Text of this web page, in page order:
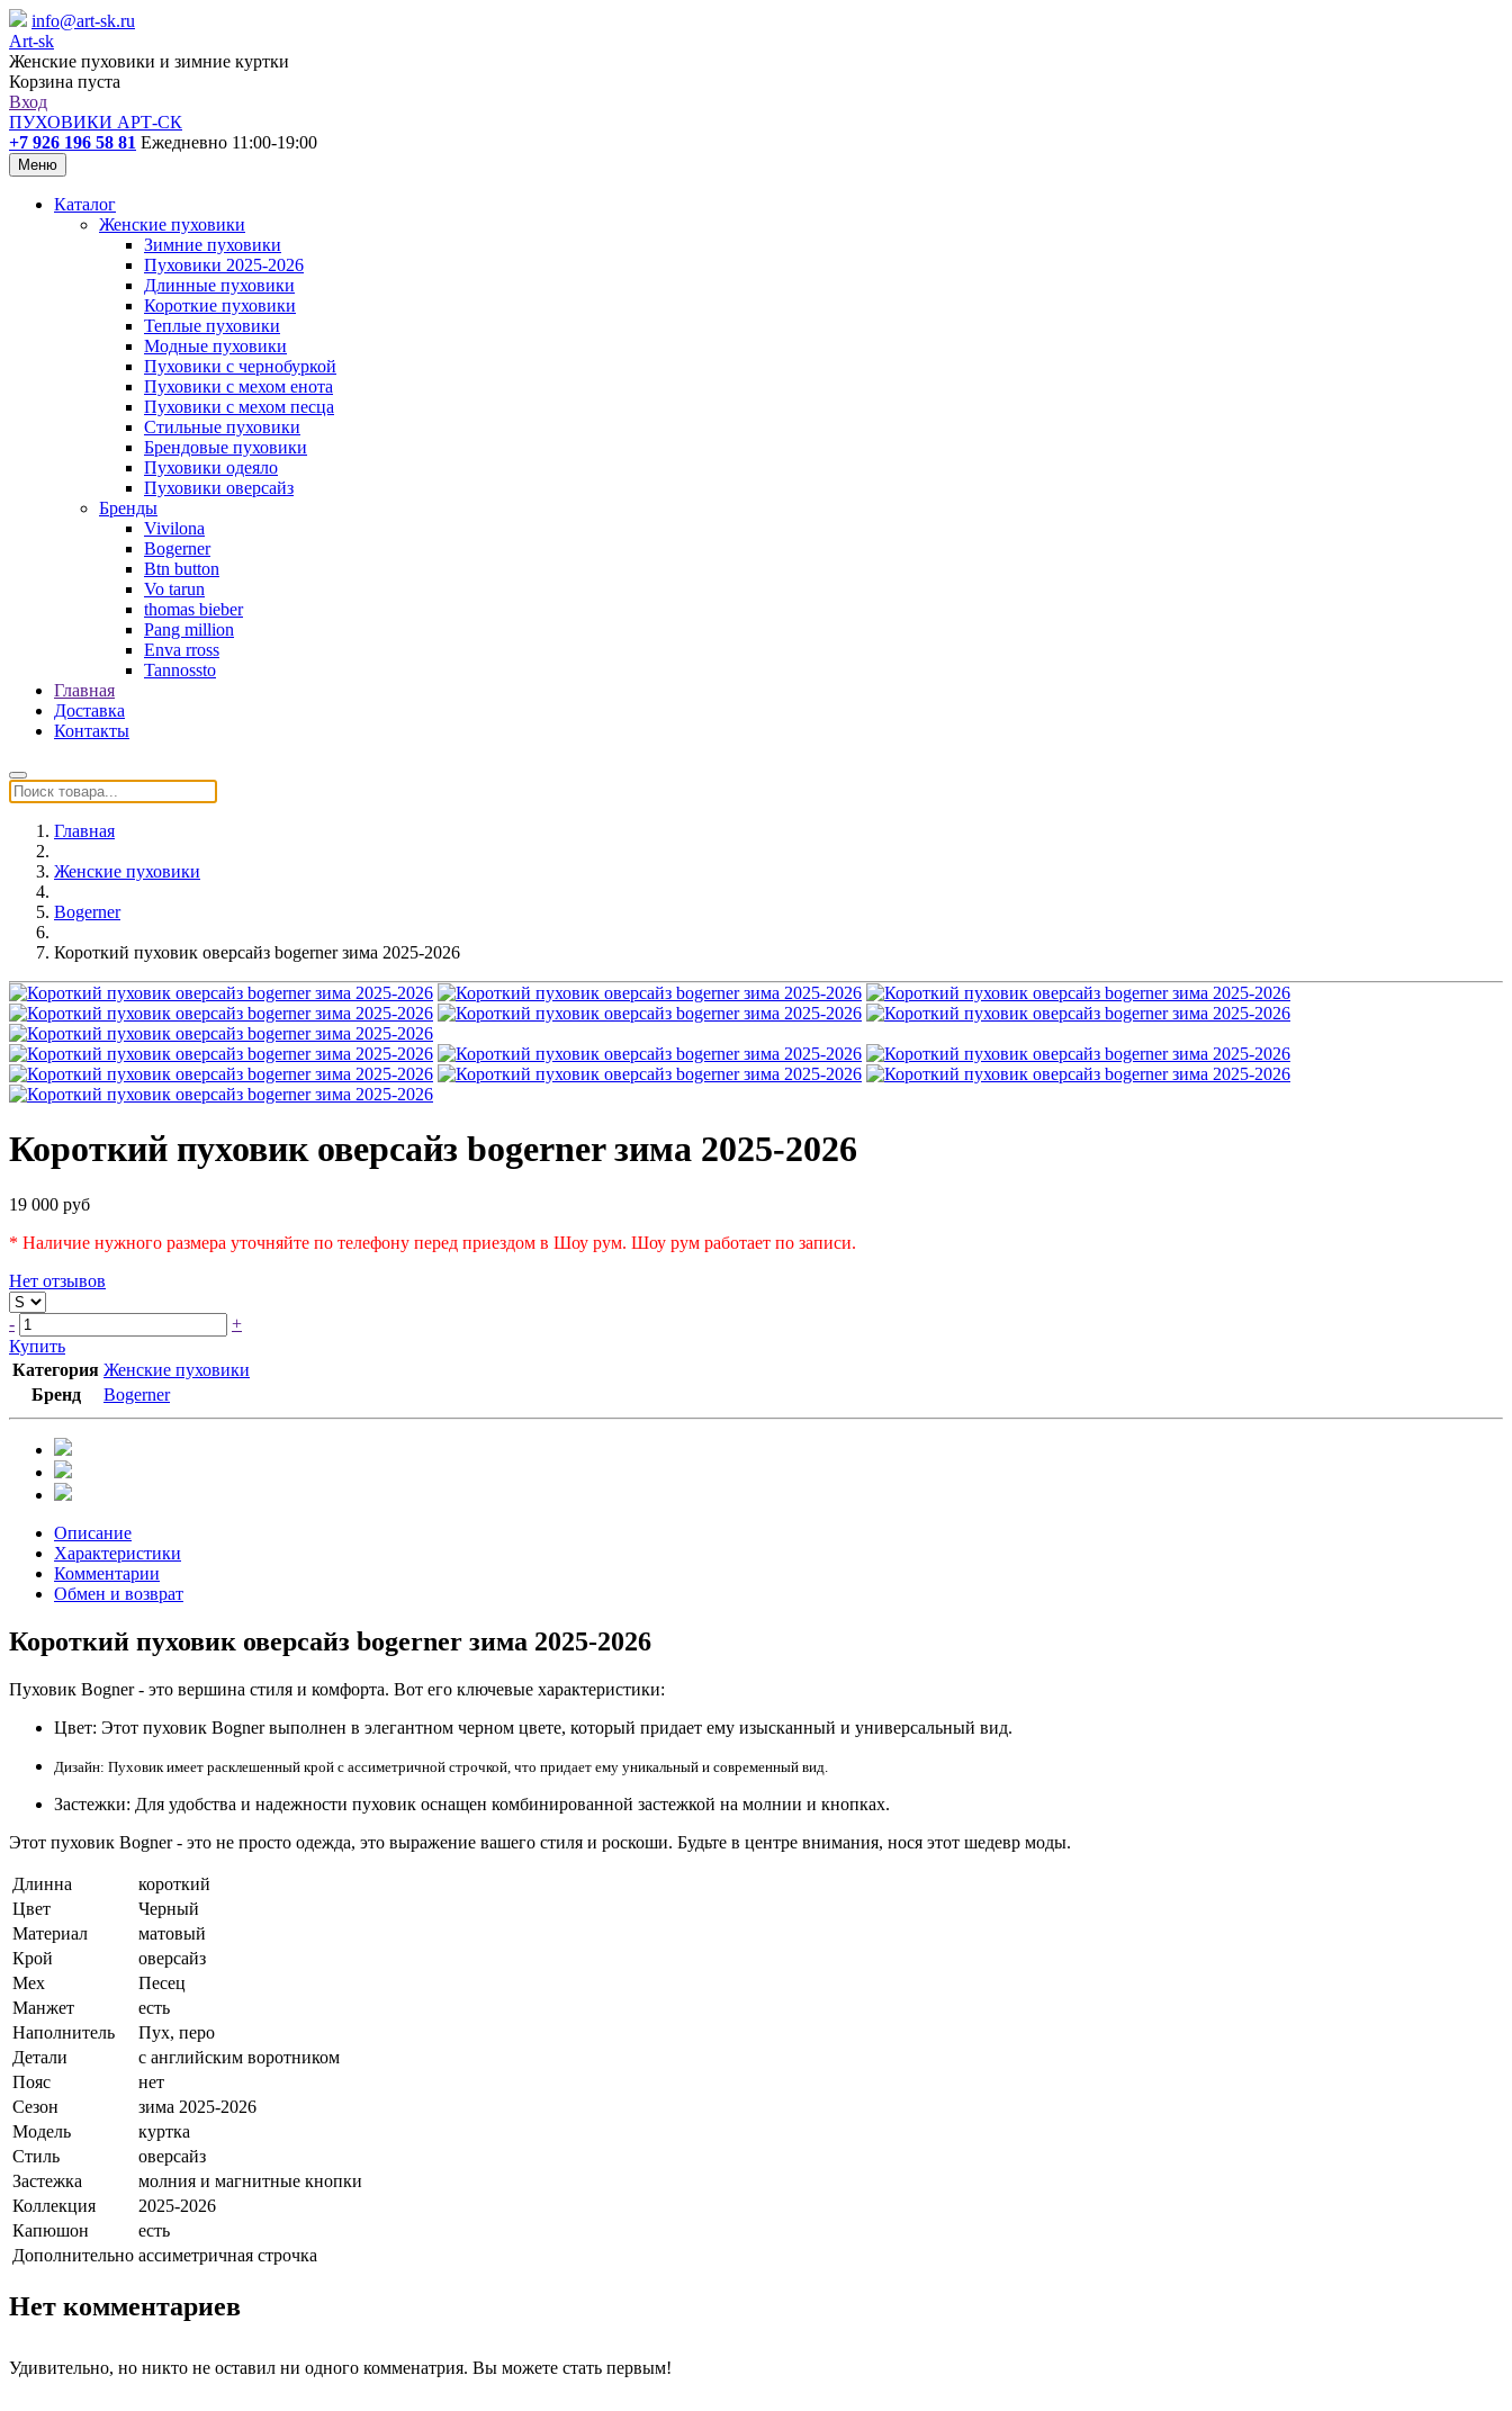
info@art-sk.ru
Art-sk
Женские пуховики и зимние куртки
Корзина пуста
Вход
ПУХОВИКИ АРТ-СК
+7 926 196 58 81 Ежедневно 11:00-19:00
Меню
Каталог
Женские пуховики
Зимние пуховики
Пуховики 2025-2026
Длинные пуховики
Короткие пуховики
Теплые пуховики
Модные пуховики
Пуховики с чернобуркой
Пуховики с мехом енота
Пуховики с мехом песца
Стильные пуховики
Брендовые пуховики
Пуховики одеяло
Пуховики оверсайз
Бренды
Vivilona
Bogerner
Btn button
Vo tarun
thomas bieber
Pang million
Enva rross
Tannossto
Главная
Доставка
Контакты
Главная
Женские пуховики
Bogerner
Короткий пуховик оверсайз bogerner зима 2025-2026
Короткий пуховик оверсайз bogerner зима 2025-2026
19 000 руб
* Наличие нужного размера уточняйте по телефону перед приездом в Шоу рум. Шоу рум работает по записи.
Нет отзывов
-
+
Купить
Категория Женские пуховики
Бренд
Bogerner
Описание
Характеристики
Комментарии
Обмен и возврат
Короткий пуховик оверсайз bogerner зима 2025-2026
Пуховик Bogner - это вершина стиля и комфорта. Вот его ключевые характеристики:
Цвет: Этот пуховик Bogner выполнен в элегантном черном цвете, который придает ему изысканный и универсальный вид.
Дизайн: Пуховик имеет расклешенный крой с ассиметричной строчкой, что придает ему уникальный и современный вид.
Застежки: Для удобства и надежности пуховик оснащен комбинированной застежкой на молнии и кнопках.
Этот пуховик Bogner - это не просто одежда, это выражение вашего стиля и роскоши. Будьте в центре внимания, нося этот шедевр моды.
Длинна
короткий
Цвет
Черный
Материал
матовый
Крой
оверсайз
Мех
Песец
Манжет
есть
Наполнитель
Пух, перо
Детали
с английским воротником
Пояс
нет
Сезон
зима 2025-2026
Модель
куртка
Стиль
оверсайз
Застежка
молния и магнитные кнопки
Коллекция
2025-2026
Капюшон
есть
Дополнительно ассиметричная строчка
Нет комментариев
Удивительно, но никто не оставил ни одного комменатрия. Вы можете стать первым!